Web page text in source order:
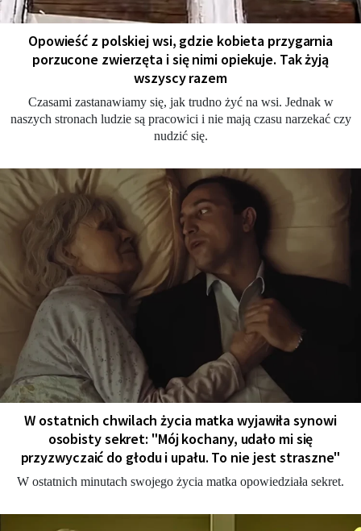
Opowieść z polskiej wsi, gdzie kobieta przygarnia
porzucone zwierzęta i się nimi opiekuje. Tak żyją
wszyscy razem
Czasami zastanawiamy się, jak trudno żyć na wsi. Jednak w
naszych stronach ludzie są pracowici i nie mają czasu narzekać czy
nudzić się.
W ostatnich chwilach życia matka wyjawiła synowi
osobisty sekret: "Mój kochany, udało mi się
przyzwyczaić do głodu i upału. To nie jest straszne"
W ostatnich minutach swojego życia matka opowiedziała sekret.